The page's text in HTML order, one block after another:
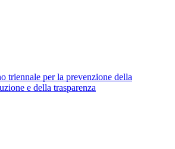
triennale per la prevenzione della
e della trasparenza